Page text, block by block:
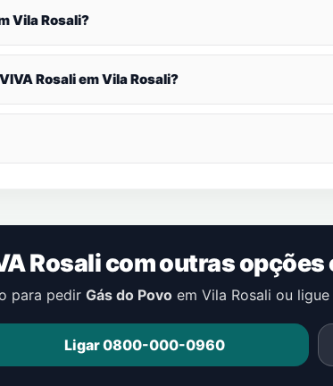
Vila Rosali?
Rosali emVila Rosali?
Rosali com outras opções
para pedir Gás do Povo em Vila Rosali ou ligue
Ligar 0800-000-0960